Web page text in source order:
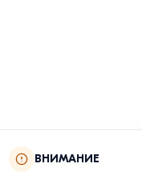
ВНИМАНИЕ